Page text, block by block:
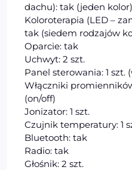
dachu): tak (jeden kolor)
Koloroterapia (LED –
tak (siedem rodzajów
Oparcie: tak
Uchwyt: 2 szt.
Panel sterowania: 1 szt.
Włączniki
(on/off)
Jonizator: 1 szt.
Czujnik temperatury: 1
Bluetooth: tak
Radio: tak
Głośnik: 2 szt.